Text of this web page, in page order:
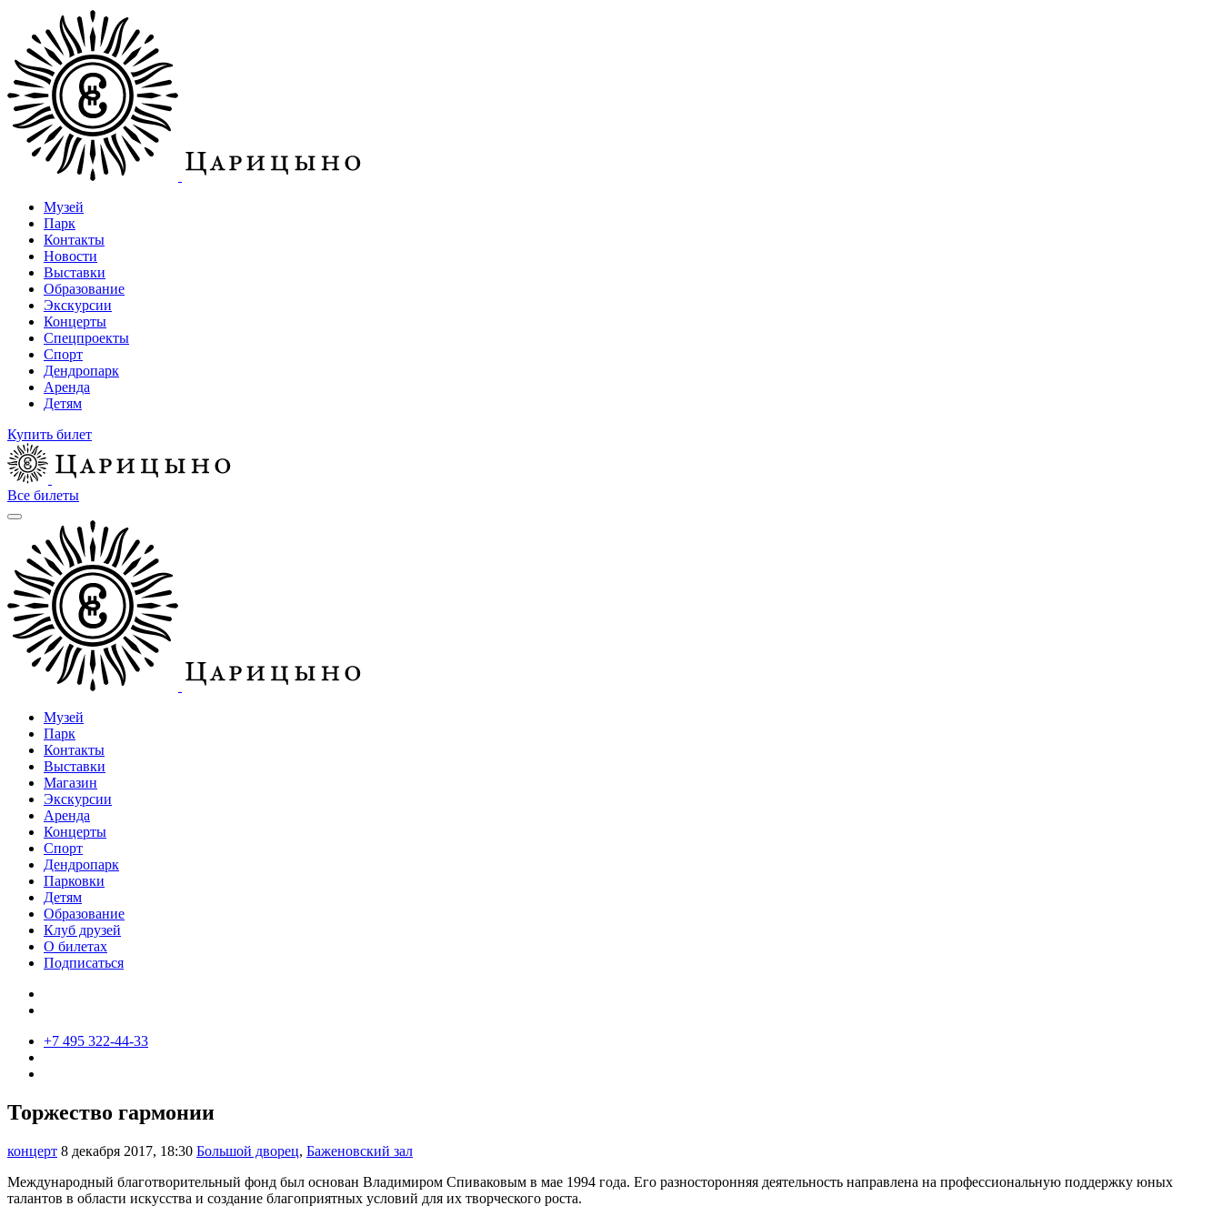
Музей
Парк
Контакты
Новости
Выставки
Образование
Экскурсии
Концерты
Спецпроекты
Спорт
Дендропарк
Аренда
Детям
Купить билет
Все билеты
Музей
Парк
Контакты
Выставки
Магазин
Экскурсии
Аренда
Концерты
Спорт
Дендропарк
Парковки
Детям
Образование
Клуб друзей
О билетах
Подписаться
+7 495 322-44-33
Торжество гармонии
концерт 8 декабря 2017, 18:30 Большой дворец, Баженовский зал
Международный благотворительный фонд был основан Владимиром Спиваковым в мае 1994 года. Его разносторонняя деятельность направлена на профессиональную поддержку юных
талантов в области искусства и создание благоприятных условий для их творческого роста.